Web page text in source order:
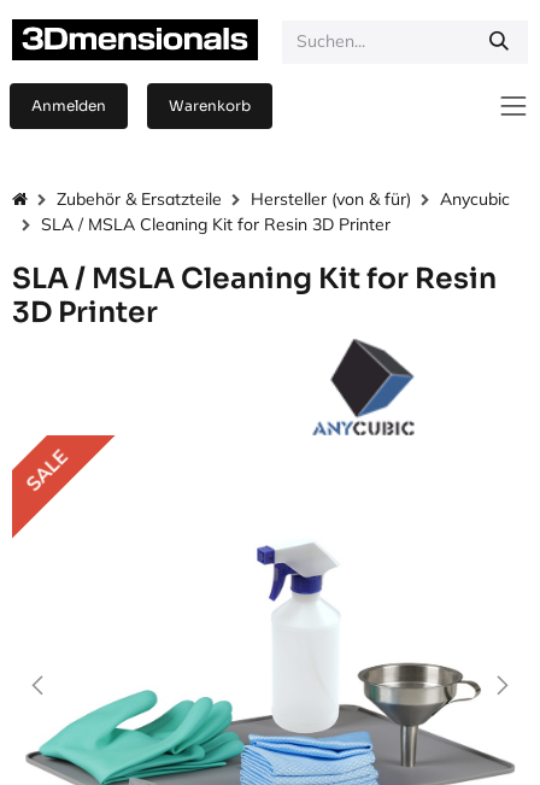
Anmelden Warenkorb
Zubehör & Ersatzteile Hersteller (von & für)
Anycubic
SLA / MSLA Cleaning Kit for Resin 3D Printer
SLA / MSLA Cleaning Kit for Resin
3D Printer
SALE